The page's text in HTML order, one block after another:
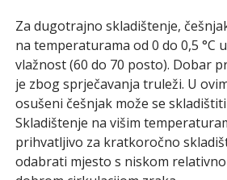
Za dugotrajno skladištenje,
na temperaturama od 0 do 0,5 °C
vlažnost (60 do 70 posto). Dobar
je zbog sprječavanja truleži. U
osušeni češnjak može se
Skladištenje na višim
prihvatljivo za kratkoročno
odabrati mjesto s niskom